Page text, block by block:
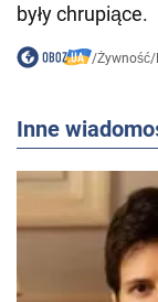
były chrupiące.
/Żywność/
Inne